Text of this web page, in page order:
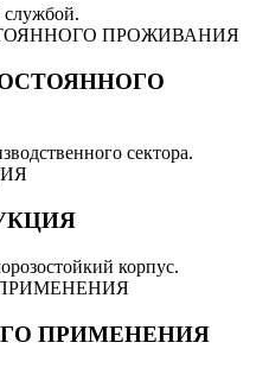
службой.
сектора.
корпус.
ПРИМЕНЕНИЯ